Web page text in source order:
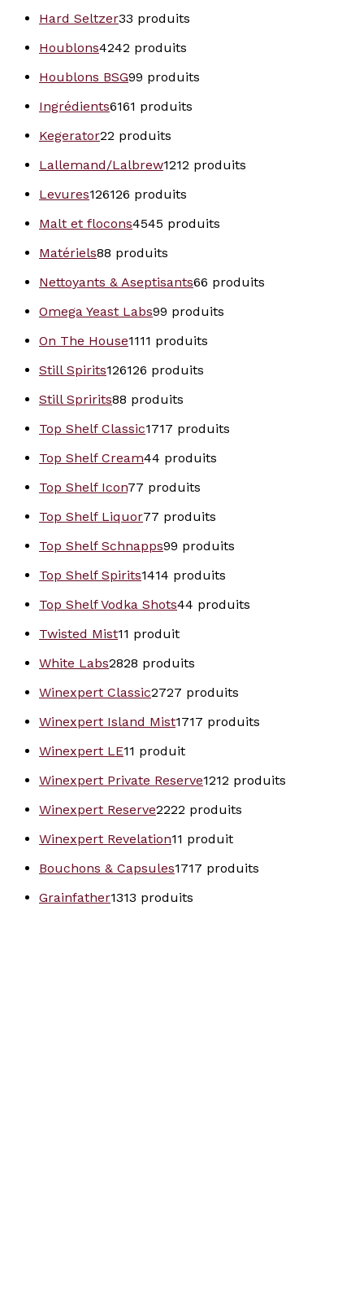
Hard Seltzer33 produits
Houblons4242 produits
Houblons BSG99 produits
Ingrédients6161 produits
Kegerator22 produits
Lallemand/Lalbrew1212 produits
Levures126126 produits
Malt et flocons4545 produits
Matériels88 produits
Nettoyants & Aseptisants66 produits
Omega Yeast Labs99 produits
On The House1111 produits
Still Spirits126126 produits
Still Spririts88 produits
Top Shelf Classic1717 produits
Top Shelf Cream44 produits
Top Shelf Icon77 produits
Top Shelf Liquor77 produits
Top Shelf Schnapps99 produits
Top Shelf Spirits1414 produits
Top Shelf Vodka Shots44 produits
Twisted Mist11 produit
White Labs2828 produits
Winexpert Classic2727 produits
Winexpert Island Mist1717 produits
Winexpert LE11 produit
Winexpert Private Reserve1212 produits
Winexpert Reserve2222 produits
Winexpert Revelation11 produit
Bouchons & Capsules1717 produits
Grainfather1313 produits